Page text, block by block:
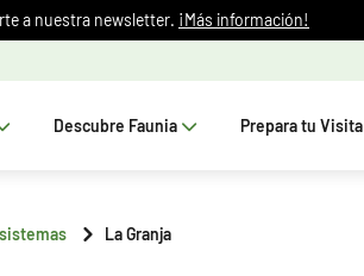
a nuestra newsletter. ¡Más información!
Descubre Faunia Prepara tu Visita
La Granja